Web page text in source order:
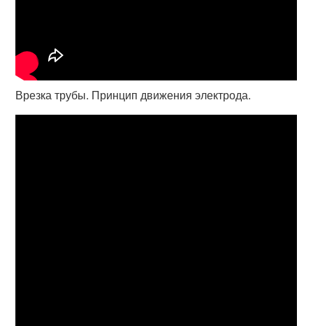
Врезка трубы. Принцип движения электрода.